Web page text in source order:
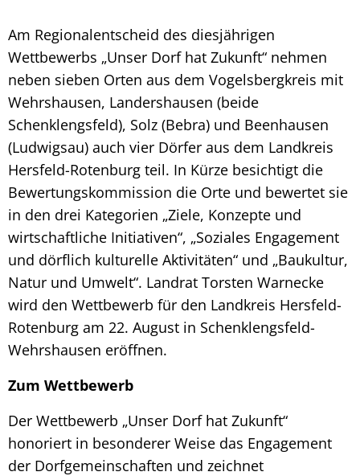
Am Regionalentscheid des diesjährigen
Wettbewerbs „Unser Dorf hat Zukunft“ nehmen
neben sieben Orten aus dem Vogelsbergkreis mit
Wehrshausen, Landershausen (beide
Schenklengsfeld), Solz (Bebra) und Beenhausen
(Ludwigsau) auch vier Dörfer aus dem Landkreis
Hersfeld-Rotenburg teil. In Kürze besichtigt die
Bewertungskommission die Orte und bewertet sie
in den drei Kategorien „Ziele, Konzepte und
wirtschaftliche Initiativen“, „Soziales Engagement
und dörflich kulturelle Aktivitäten“ und „Baukultur,
Natur und Umwelt“. Landrat Torsten Warnecke
wird den Wettbewerb für den Landkreis Hersfeld-
Rotenburg am 22. August in Schenklengsfeld-
Wehrshausen eröffnen.
Zum Wettbewerb
Der Wettbewerb „Unser Dorf hat Zukunft“
honoriert in besonderer Weise das Engagement
der Dorfgemeinschaften und zeichnet